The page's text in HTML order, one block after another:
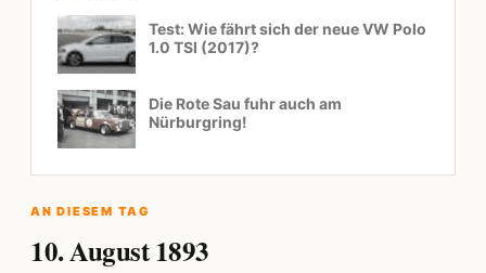
Test: Wie fährt sich der neue VW Polo
1.0 TSI (2017)?
Die Rote Sau fuhr auch am
Nürburgring!
AN DIESEM TAG
10. August 1893